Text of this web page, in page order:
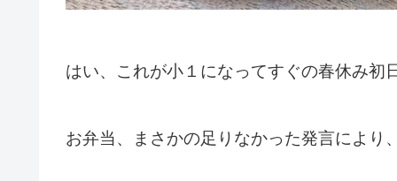
はい、これが小１になってすぐの春休み初
お弁当、まさかの足りなかった発言によ